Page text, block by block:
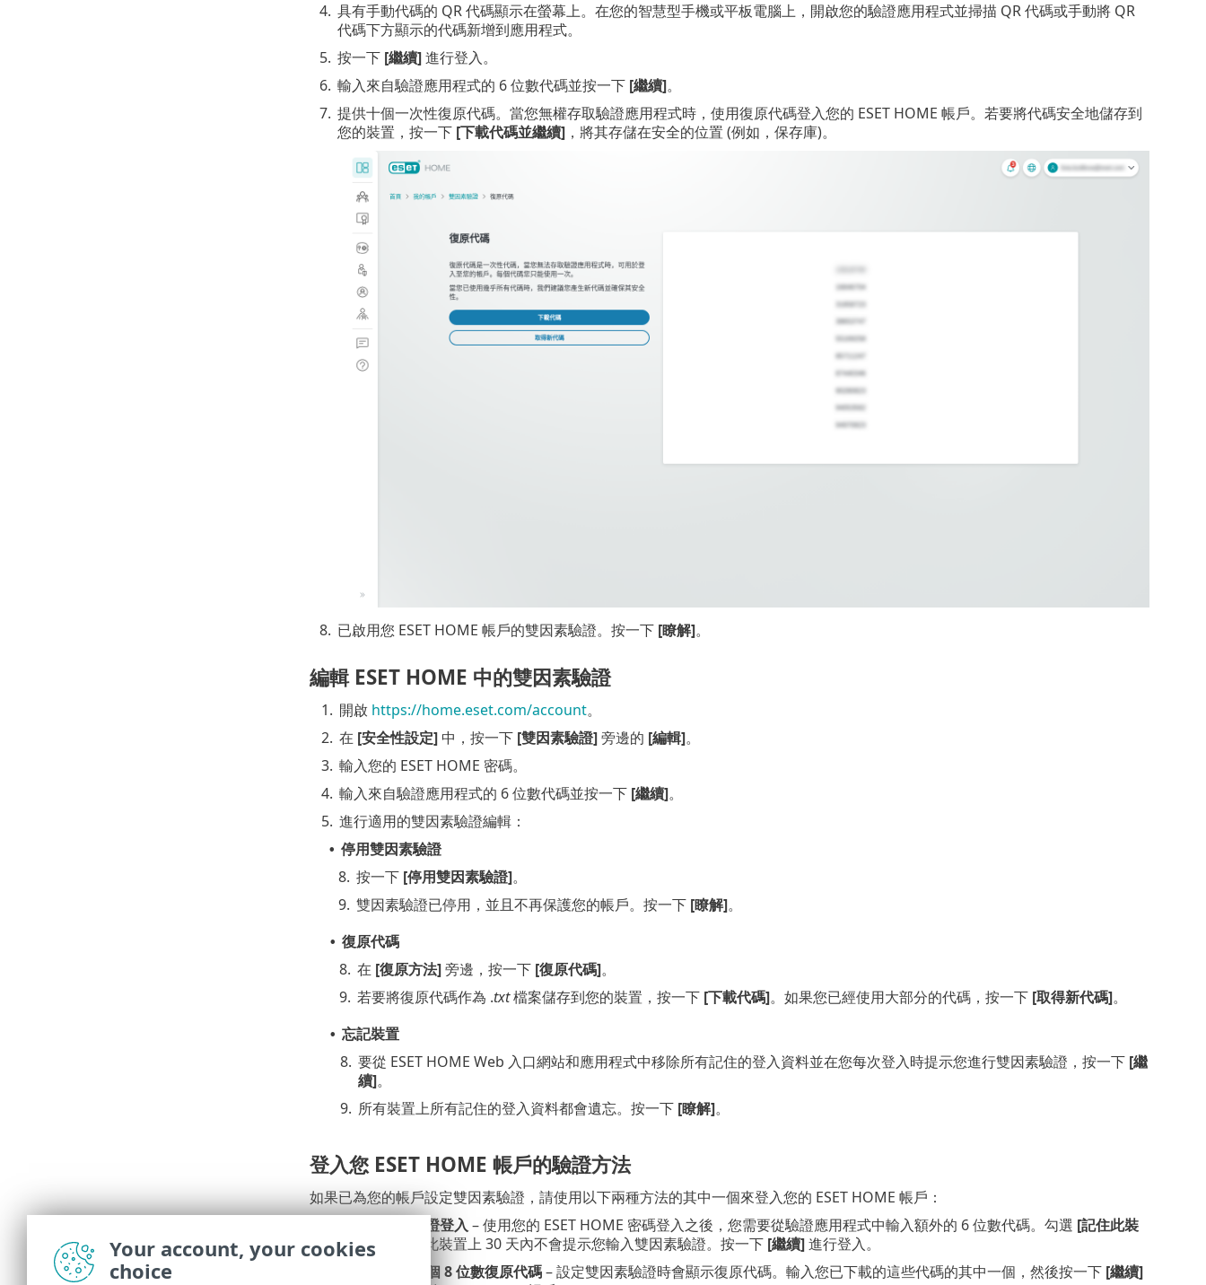
4. 具有手動代碼的 QR 代碼顯示在螢幕上。在您的智慧型手機或平板電腦上，開啟您的驗證應用程式並掃描 QR 代碼或手動將 QR
代碼下方顯示的代碼新增到應用程式。
5. 按一下 [繼續]進行登入。
6. 輸入來自驗證應用程式的 6 位數代碼並按一下 [繼續]。
7. 提供十個一次性復原代碼。當您無權存取驗證應用程式時，使用復原代碼登入您的 ESET HOME 帳戶。若要將代碼安全地儲存到
您的裝置，按一下 [下載代碼並繼續]，將其存儲在安全的位置 (例如，保存庫)。
8. 已啟用您 ESET HOME 帳戶的雙因素驗證。按一下 [瞭解]。
編輯 ESET HOME 中的雙因素驗證
1. 開啟 https://home.eset.com/account。
2. 在 [安全性設定]中，按一下 [雙因素驗證]旁邊的 [編輯]。
3. 輸入您的 ESET HOME 密碼。
4. 輸入來自驗證應用程式的 6 位數代碼並按一下 [繼續]。
5. 進行適用的雙因素驗證編輯：
• 停用雙因素驗證
8. 按一下 [停用雙因素驗證]。
9. 雙因素驗證已停用，並且不再保護您的帳戶。按一下 [瞭解]。
• 復原代碼
8. 在 [復原方法]旁邊，按一下 [復原代碼]。
9. 若要將復原代碼作為 .txt檔案儲存到您的裝置，按一下 [下載代碼]。如果您已經使用大部分的代碼，按一下 [取得新代碼]。
• 忘記裝置
8. 要從 ESET HOME Web 入口網站和應用程式中移除所有記住的登入資料並在您每次登入時提示您進行雙因素驗證，按一下 [繼
續]。
9. 所有裝置上所有記住的登入資料都會遺忘。按一下 [瞭解]。
登入您 ESET HOME 帳戶的驗證方法
如果已為您的帳戶設定雙因素驗證，請使用以下兩種方法的其中一個來登入您的 ESET HOME 帳戶：
使用雙因素驗證登入 – 使用您的 ESET HOME 密碼登入之後，您需要從驗證應用程式中輸入額外的 6 位數代碼。勾選 [記住此裝
置 30 天]
，在此裝置上 30 天內不會提示您輸入雙因素驗證。按一下 [繼續]進行登入。
使用您其中一個 8 位數復原代碼– 設定雙因素驗證時會顯示復原代碼。輸入您已下載的這些代碼的其中一個，然後按一下 [繼續]
Your account, your cookies
choice